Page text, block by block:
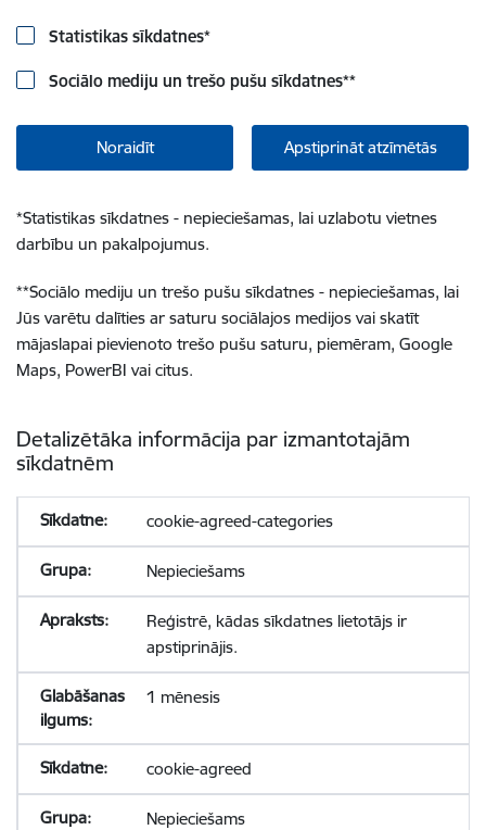
Statistikas sīkdatnes*
Sociālo mediju un trešo pušu sīkdatnes**
Noraidīt Apstiprināt atzīmētās
*Statistikas sīkdatnes - nepieciešamas, lai uzlabotu vietnes
darbību un pakalpojumus.
**Sociālo mediju un trešo pušu sīkdatnes - nepieciešamas, lai
Jūs varētu dalīties ar saturu sociālajos medijos vai skatīt
mājaslapai pievienoto trešo pušu saturu, piemēram, Google
Maps, PowerBI vai citus.
Detalizētāka informācija par izmantotajām
sīkdatnēm
cookie-agreed-categories
Nepieciešams
Reģistrē, kādas sīkdatnes lietotājs ir
apstiprinājis.
1 mēnesis
cookie-agreed
Nepieciešams